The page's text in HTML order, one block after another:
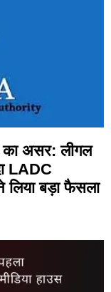
का असर: लीगल
LADC
लिया बड़ा फैसला